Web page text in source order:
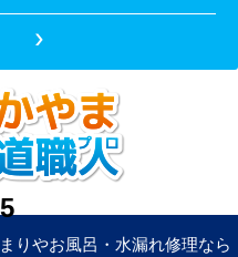
りやお風呂・水漏れ修理なら